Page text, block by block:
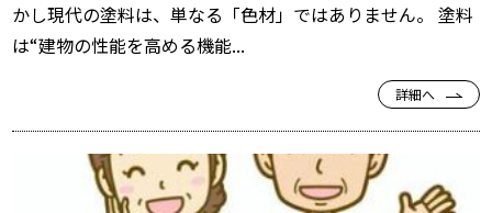
かし現代の塗料は、単なる「色材」ではありません。 塗料
は“建物の性能を高める機能...
詳細へ